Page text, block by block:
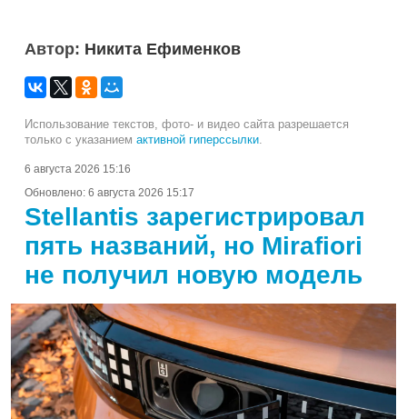
Автор: Никита Ефименков
Использование текстов, фото- и видео сайта разрешается
только с указанием активной гиперссылки
6 августа 2026 15:16
Обновлено: 6 августа 2026 15:17
Stellantis зарегистрировал
пять названий, но Mirafiori
не получил новую модель